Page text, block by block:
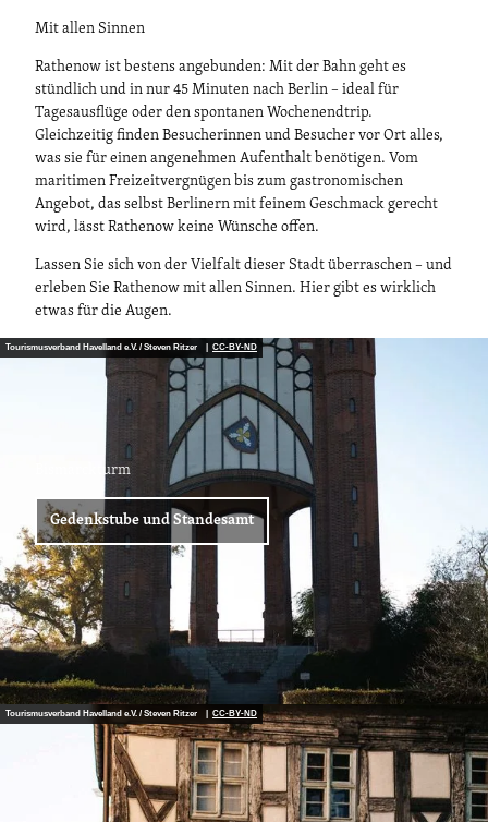
Mit allen Sinnen
Rathenow ist bestens angebunden: Mit der Bahn geht es
stündlich und in nur 45 Minuten nach Berlin – ideal für
Tagesausflüge oder den spontanen Wochenendtrip.
Gleichzeitig finden Besucherinnen und Besucher vor Ort alles,
was sie für einen angenehmen Aufenthalt benötigen. Vom
maritimen Freizeitvergnügen bis zum gastronomischen
Angebot, das selbst Berlinern mit feinem Geschmack gerecht
wird, lässt Rathenow keine Wünsche offen.
Lassen Sie sich von der Vielfalt dieser Stadt überraschen – und
erleben Sie Rathenow mit allen Sinnen. Hier gibt es wirklich
etwas für die Augen.
Tourismusverband Havelland e.V. / Steven Ritzer | CC-BY-ND
Bismarckturm
Gedenkstube und Standesamt
Tourismusverband Havelland e.V. / Steven Ritzer | CC-BY-ND